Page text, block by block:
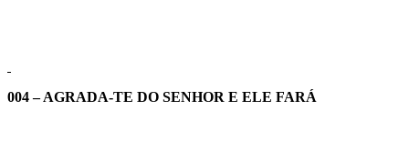
004 – AGRADA-TE DO SENHOR E ELE FARÁ